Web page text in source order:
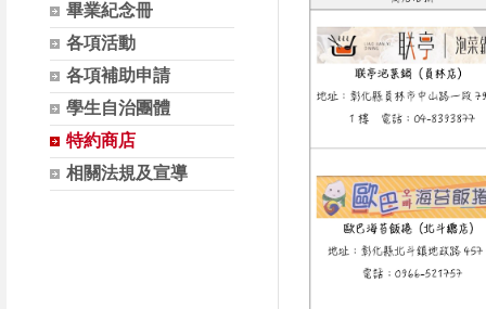
畢業紀念冊
各項活動
各項補助申請
學生自治團體
特約商店
相關法規及宣導